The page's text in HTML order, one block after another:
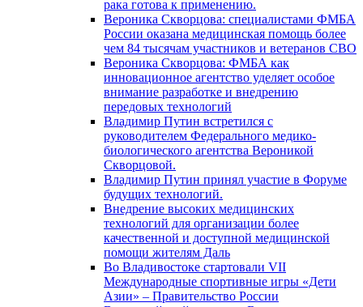
рака готова к применению.
Вероника Скворцова: специалистами ФМБА
России оказана медицинская помощь более
чем 84 тысячам участников и ветеранов СВО
Вероника Скворцова: ФМБА как
инновационное агентство уделяет особое
внимание разработке и внедрению
передовых технологий
Владимир Путин встретился с
руководителем Федерального медико-
биологического агентства Вероникой
Скворцовой.
Владимир Путин принял участие в Форуме
будущих технологий.
Внедрение высоких медицинских
технологий для организации более
качественной и доступной медицинской
помощи жителям Даль
Во Владивостоке стартовали VII
Международные спортивные игры «Дети
Азии» – Правительство России